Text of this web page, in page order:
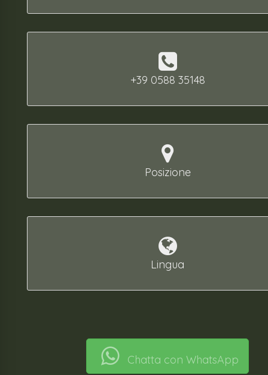
+39 0588 35148
Posizione
Lingua
Chatta con WhatsApp